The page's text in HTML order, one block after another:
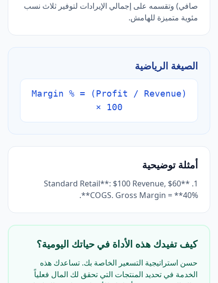
صافي) وتقسمه على إجمالي الإيرادات لتوفير ثلاث نسب
مئوية متميزة للهامش.
الصيغة الرياضية
Margin % = (Profit / Revenue)
× 100
أمثلة توضيحية
1. **Standard Retail**: $100 Revenue, $60
COGS. Gross Margin = **40%**.
كيف تفيدك هذه الأداة في حياتك اليومية؟
حسن استراتيجية التسعير الخاصة بك. تساعدك هذه
الخدمة في تحديد المنتجات التي تحقق لك المال فعلياً